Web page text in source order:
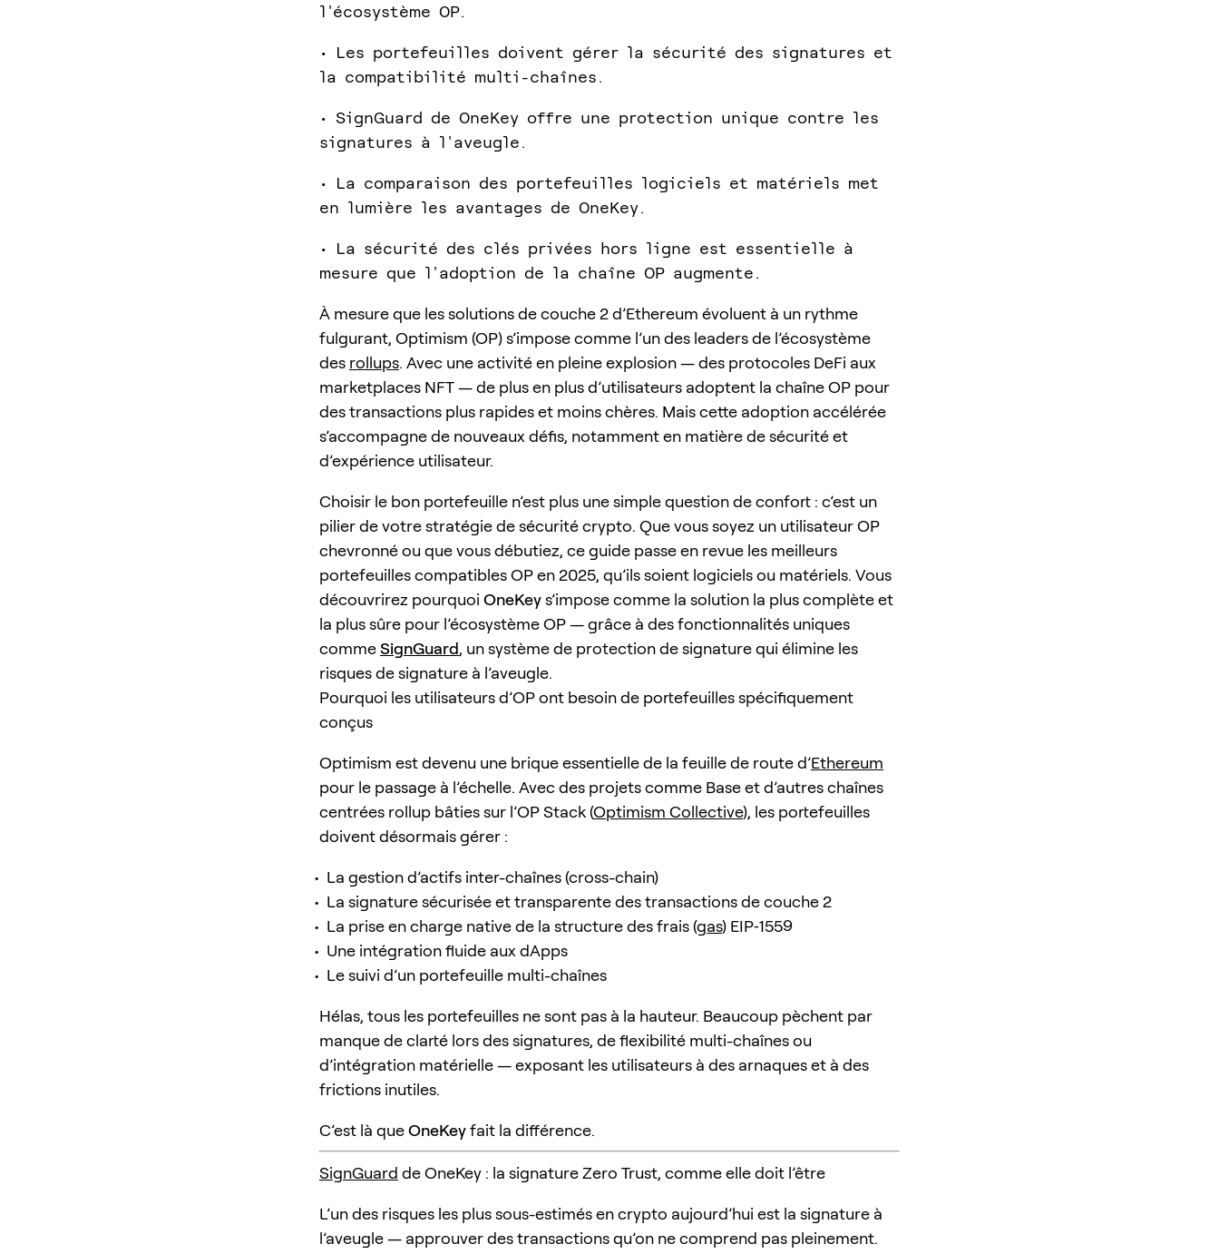
l'écosystème OP.
• Les portefeuilles doivent gérer la sécurité des signatures et
la compatibilité multi-chaînes.
• SignGuard de OneKey offre une protection unique contre les
signatures à l'aveugle.
• La comparaison des portefeuilles logiciels et matériels met
en lumière les avantages de OneKey.
• La sécurité des clés privées hors ligne est essentielle à
mesure que l'adoption de la chaîne OP augmente.
À mesure que les solutions de couche 2 d’Ethereum évoluent à un rythme
fulgurant, Optimism (OP) s’impose comme l’un des leaders de l’écosystème
des rollups. Avec une activité en pleine explosion — des protocoles DeFi aux
marketplaces NFT — de plus en plus d’utilisateurs adoptent la chaîne OP pour
des transactions plus rapides et moins chères. Mais cette adoption accélérée
s’accompagne de nouveaux défis, notamment en matière de sécurité et
d’expérience utilisateur.
Choisir le bon portefeuille n’est plus une simple question de confort : c’est un
pilier de votre stratégie de sécurité crypto. Que vous soyez un utilisateur OP
chevronné ou que vous débutiez, ce guide passe en revue les meilleurs
portefeuilles compatibles OP en 2025, qu’ils soient logiciels ou matériels. Vous
découvrirez pourquoi OneKeys’impose comme la solution la plus complète et
la plus sûre pour l’écosystème OP — grâce à des fonctionnalités uniques
commeSignGuard, un système de protection de signature qui élimine les
risques de signature à l’aveugle.
Pourquoi les utilisateurs d’OP ont besoin de portefeuilles spécifiquement
conçus
Optimism est devenu une brique essentielle de la feuille de route d’Ethereum
pour le passage à l’échelle. Avec des projets comme Base et d’autres chaînes
centrées rollup bâties sur l’OP Stack (Optimism Collective), les portefeuilles
doivent désormais gérer :
La gestion d’actifs inter-chaînes (cross-chain)
La signature sécurisée et transparente des transactions de couche 2
La prise en charge native de la structure des frais (gas) EIP‑1559
Une intégration fluide aux dApps
Le suivi d’un portefeuille multi-chaînes
Hélas, tous les portefeuilles ne sont pas à la hauteur. Beaucoup pèchent par
manque de clarté lors des signatures, de flexibilité multi-chaînes ou
d’intégration matérielle — exposant les utilisateurs à des arnaques et à des
frictions inutiles.
C’est là queOneKeyfait la différence.
SignGuard de OneKey : la signature Zero Trust, comme elle doit l’être
L’un des risques les plus sous-estimés en crypto aujourd’hui est la signature à
l’aveugle — approuver des transactions qu’on ne comprend pas pleinement.